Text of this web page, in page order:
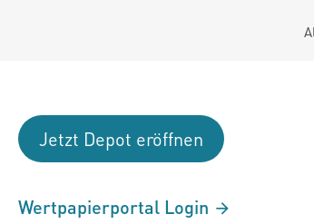
Jetzt Depot eröffnen
Wertpapierportal Login